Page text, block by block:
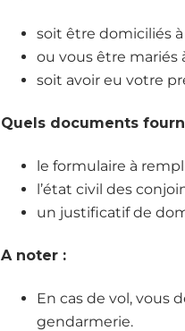
soit être domiciliés
ou vous être mariés
soit avoir eu votre
Quels documents
le formulaire à
l’état civil des
un justificatif de
A noter :
En cas de vol, vous
gendarmerie.